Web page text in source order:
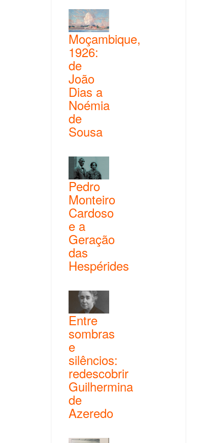
Moçambique,
1926:
de
João
Dias a
Noémia
de
Sousa
Pedro
Monteiro
Cardoso
e a
Geração
das
Hespérides
Entre
sombras
e
silêncios:
redescobrir
Guilhermina
de
Azeredo